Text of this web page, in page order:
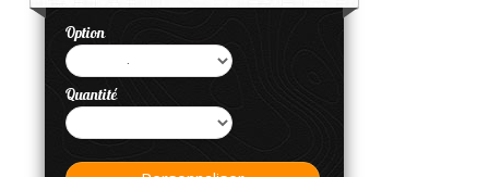
Option
Quantité